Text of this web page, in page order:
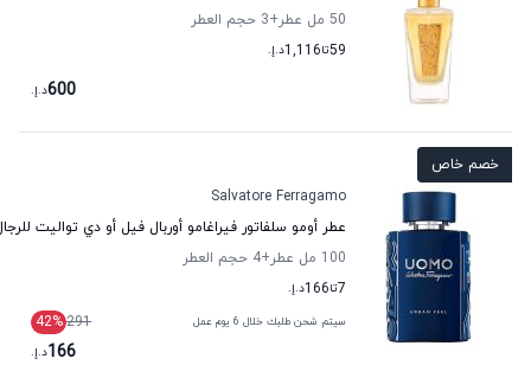
50 مل عطر
+3
حجم العطر
59تا1,116د.إ.
600د.إ.
خصم خاص
Salvatore Ferragamo
عطر أومو سلفاتور فيراغامو أوربال فيل أو دي تواليت
100 مل عطر
+4
حجم العطر
7تا166د.إ.
سيتم شحن طلبك خلال 6 يوم عمل 291
42%
166د.إ.